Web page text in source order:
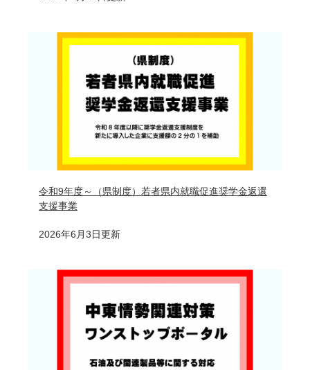
令和9年度～（県制度）若者県内就職促進奨学金返還
支援事業
2026年6月3日更新